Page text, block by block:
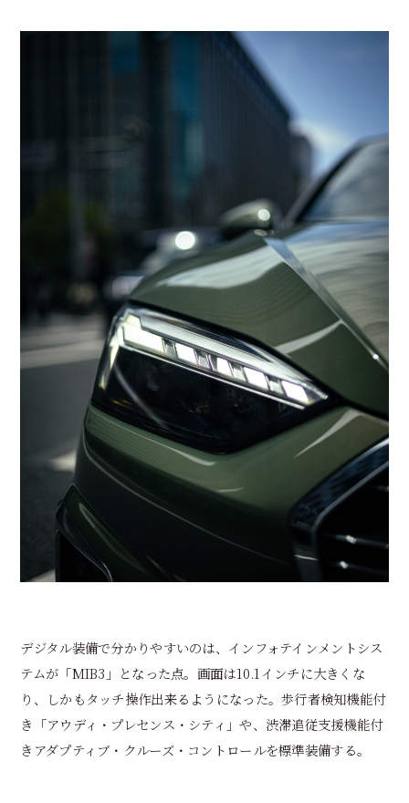
デジタル装備で分かりやすいのは、インフォテインメントシス
テムが「MIB3」となった点。画面は10.1インチに大きくな
り、しかもタッチ操作出来るようになった。歩行者検知機能付
き「アウディ・プレセンス・シティ」や、渋滞追従支援機能付
きアダプティブ・クルーズ・コントロールを標準装備する。